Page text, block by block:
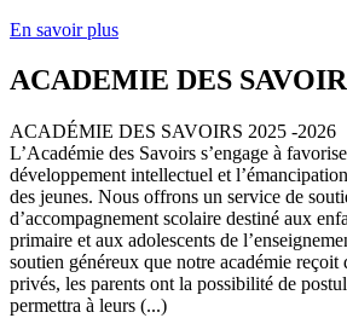
En savoir plus
ACADEMIE DES
ACADÉMIE DES SAVOIRS 2025 -2026
L’Académie des Savoirs s’engage à
développement intellectuel et
des jeunes. Nous offrons un service de
d’accompagnement scolaire destiné aux
primaire et aux adolescents de
soutien généreux que notre académie
privés, les parents ont la possibilité de
permettra à leurs (...)